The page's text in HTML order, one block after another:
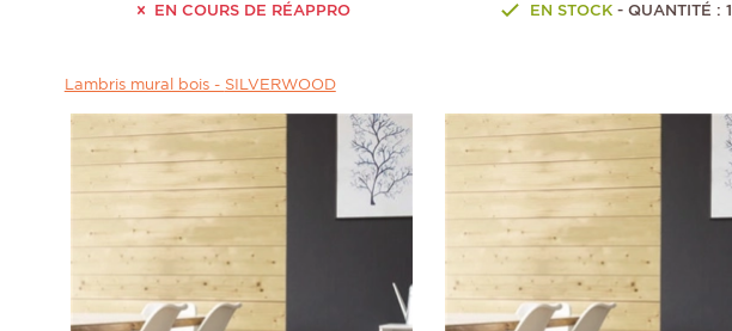
EN COURS DE RÉAPPRO
EN STOCK- QUANTITÉ : 1
Lambris mural bois - SILVERWOOD